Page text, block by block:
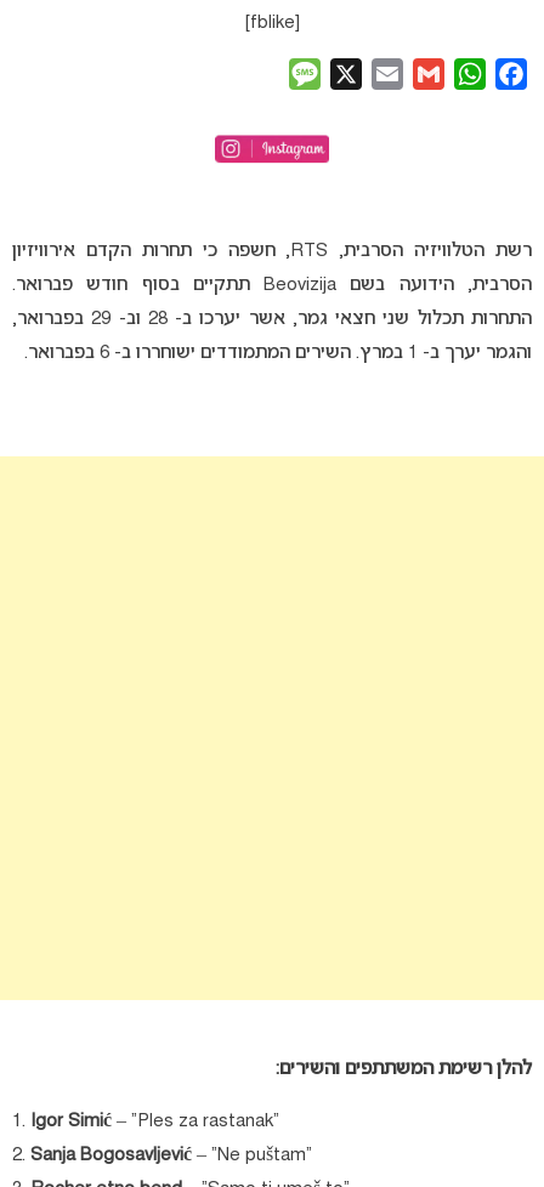
Facebook
WhatsApp
Gmail
Email
רשת הטלוויזיה הסרבית, RTS, חשפה כי תחרות הקדם אירוויזיון
הסרבית, הידועה בשם Beovizija תתקיים בסוף חודש פברואר.
התחרות תכלול שני חצאי גמר, אשר יערכו ב- 28 וב- 29 בפברואר,
והגמר יערך ב- 1 במרץ. השירים המתמודדים ישוחררו ב- 6 בפברואר.
להלן רשימת המשתתפים והשירים:
1. Igor Simić – “Ples za rastanak”
2. Sanja Bogosavljević – “Ne puštam”